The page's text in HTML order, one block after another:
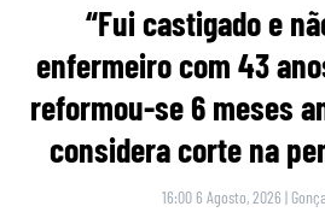
“Fui castigado e
enfermeiro com 43
reformou-se 6 meses
considera corte na
16:00 6 Agosto, 2026 |